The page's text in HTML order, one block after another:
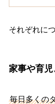
それぞれに
家事や育
毎日多くの